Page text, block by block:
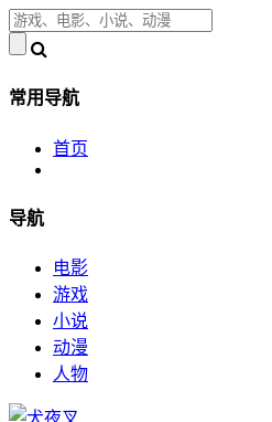
常用导航
首页
导航
电影
游戏
小说
动漫
人物